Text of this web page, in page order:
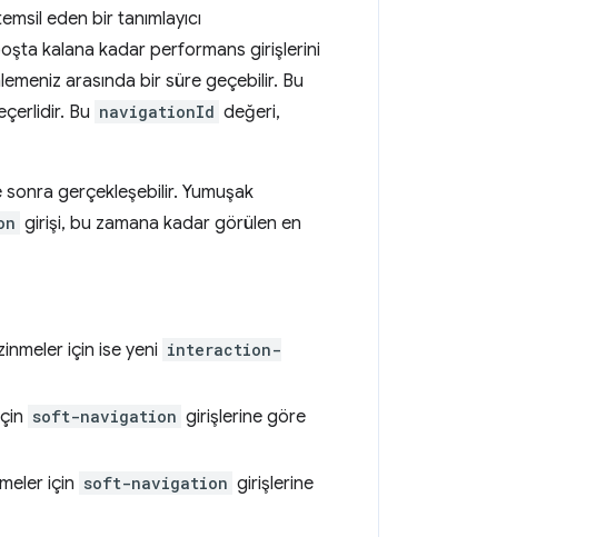
eden bir tanımlayıcı
kalana kadar performans girişlerini
arasında bir süre geçebilir. Bu
Bu navigationId değeri,
sonra gerçekleşebilir. Yumuşak
girişi, bu zamana kadar görülen en
için ise yeni interaction-
soft-navigation girişlerine göre
için soft-navigation girişlerine